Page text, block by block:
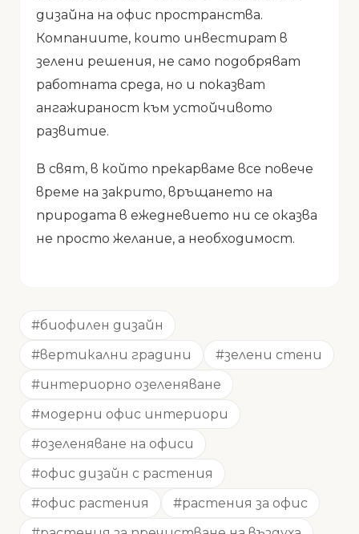
дизайна на офис пространства.
Компаниите, които инвестират в
зелени решения, не само подобряват
работната среда, но и показват
ангажираност към устойчивото
развитие.
В свят, в който прекарваме все повече
време на закрито, връщането на
природата в ежедневието ни се оказва
не просто желание, а необходимост.
#биофилен дизайн
#вертикални градини
#зелени стени
#интериорно озеленяване
#модерни офис интериори
#озеленяване на офиси
#офис дизайн с растения
#офис растения
#растения за офис